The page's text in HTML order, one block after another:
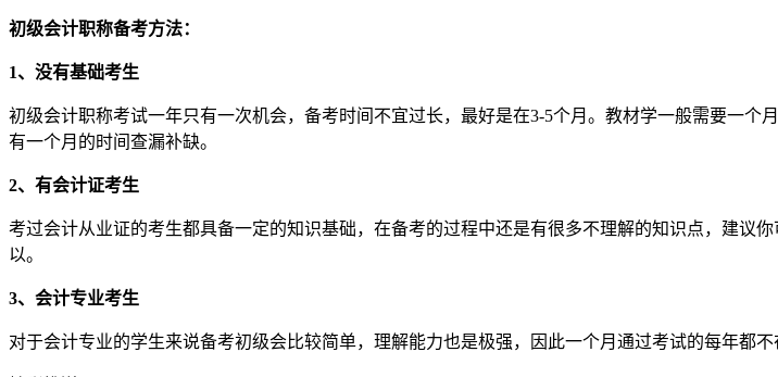
初级会计职称备考方法：
1、没有基础考生
初级会计职称考试一年只有一次机会，备考时间不宜过长，最好是在3-5个月。教材学一般需要一
有一个月的时间查漏补缺。
2、有会计证考生
考过会计从业证的考生都具备一定的知识基础，在备考的过程中还是有很多不理解的知识点，建议
以。
3、会计专业考生
对于会计专业的学生来说备考初级会比较简单，理解能力也是极强，因此一个月通过考试的每年都不